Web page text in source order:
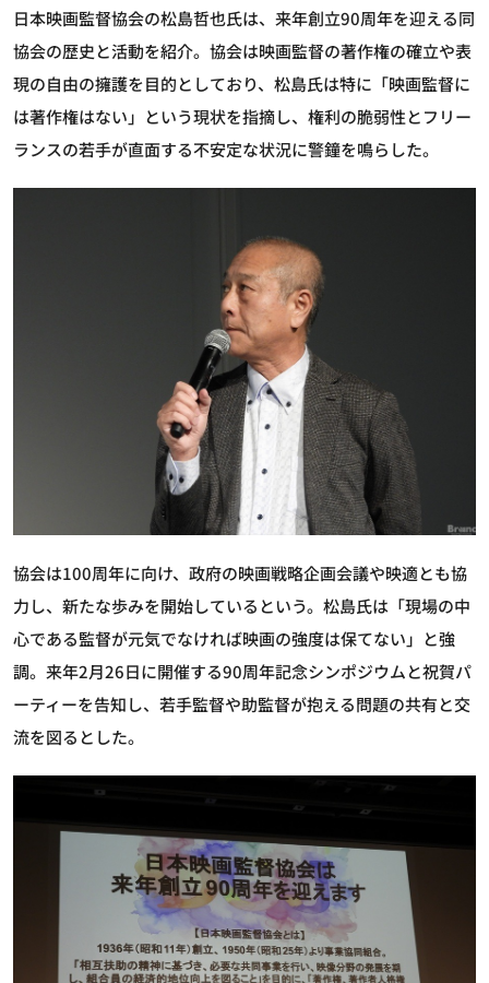
日本映画監督協会の松島哲也氏は、来年創立90周年を迎える同
協会の歴史と活動を紹介。協会は映画監督の著作権の確立や表
現の自由の擁護を目的としており、松島氏は特に「映画監督に
は著作権はない」という現状を指摘し、権利の脆弱性とフリー
ランスの若手が直面する不安定な状況に警鐘を鳴らした。
協会は100周年に向け、政府の映画戦略企画会議や映適とも協
力し、新たな歩みを開始しているという。松島氏は「現場の中
心である監督が元気でなければ映画の強度は保てない」と強
調。来年2月26日に開催する90周年記念シンポジウムと祝賀パ
ーティーを告知し、若手監督や助監督が抱える問題の共有と交
流を図るとした。